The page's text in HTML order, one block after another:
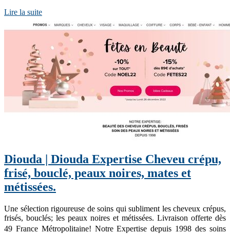
Lire la suite
Diouda | Diouda Expertise Cheveu crépu,
frisé, bouclé, peaux noires, mates et
métissées.
Une sélection rigoureuse de soins qui subliment les cheveux crépus,
frisés, bouclés; les peaux noires et métissées. Livraison offerte dès
49 France Métropolitaine! Notre Expertise depuis 1998 des soins